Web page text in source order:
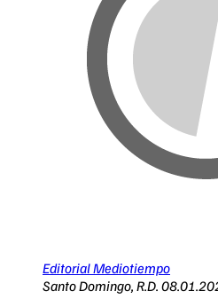
Editorial Mediotiempo
Santo Domingo, R.D.